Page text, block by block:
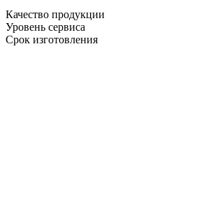
Качество продукции
Уровень сервиса
Срок изготовления